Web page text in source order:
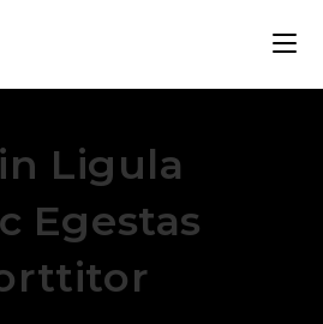
Ligula
Egestas